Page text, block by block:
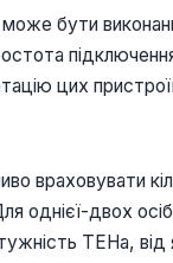
бути
цих
враховувати
однієї-двох
ТЕНа,